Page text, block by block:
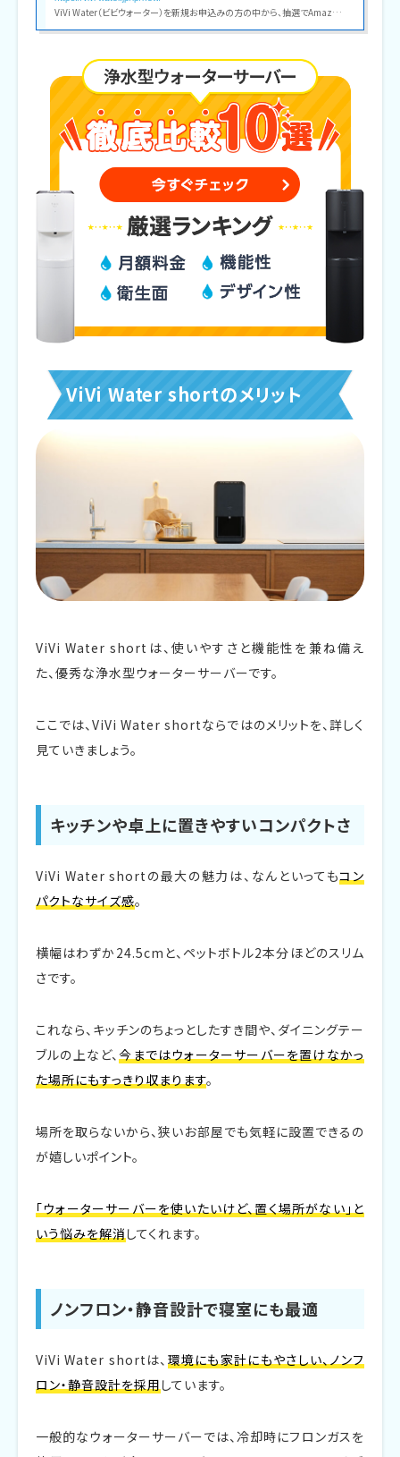
ViVi Water（ビビウォーター）を新規お申込みの方の中から、抽選でAmazonギフト券が当たるお得なキャンペーンを実施中。明日をつくる ViVi Water がここちよいウォーターサーバー体験を提供します。
ViVi Water shortのメリット
ViVi Water shortは、使いやすさと機能性を兼ね備え
た、優秀な浄水型ウォーターサーバーです。
ここでは、ViVi Water shortならではのメリットを、詳しく
見ていきましょう。
キッチンや卓上に置きやすいコンパクトさ
ViVi Water shortの最大の魅力は、なんといってもコン
パクトなサイズ感。
横幅はわずか24.5cmと、ペットボトル2本分ほどのスリム
さです。
これなら、キッチンのちょっとしたすき間や、ダイニングテー
ブルの上など、今まではウォーターサーバーを置けなかっ
た場所にもすっきり収まります。
場所を取らないから、狭いお部屋でも気軽に設置できるの
が嬉しいポイント。
「ウォーターサーバーを使いたいけど、置く場所がない」と
いう悩みを解消してくれます。
ノンフロン・静音設計で寝室にも最適
ViVi Water shortは、 環境にも家計にもやさしい、ノンフ
ロン・静音設計を採用しています。
一般的なウォーターサーバーでは、冷却時にフロンガスを